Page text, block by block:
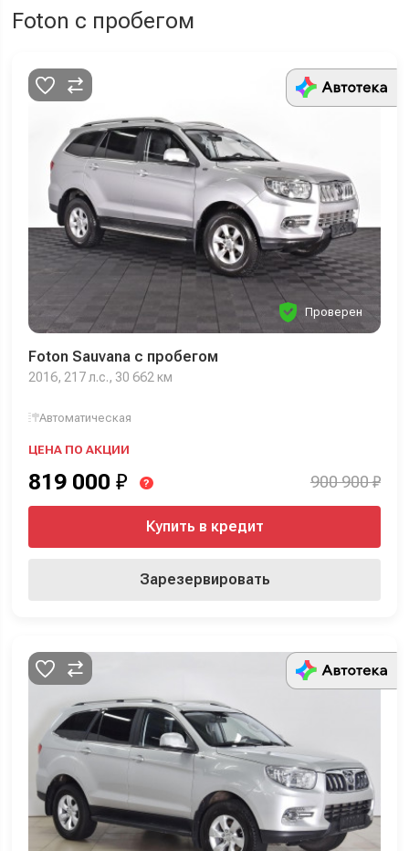
Foton с пробегом
Проверен
Foton Sauvana с пробегом
2016, 217 л.с., 30 662 км
Автоматическая
ЦЕНА ПО АКЦИИ
819 000 ₽ ? 900 900 ₽
Купить в кредит
Зарезервировать